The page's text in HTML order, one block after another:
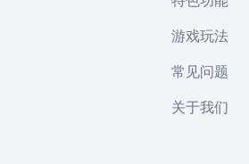
游戏玩法
常见问题
关于我们